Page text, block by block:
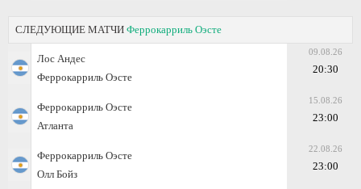
СЛЕДУЮЩИЕ МАТЧИ Феррокарриль Оэсте
Лос Андес
Феррокарриль Оэсте
09.08.26
20:30
Феррокарриль Оэсте
Атланта
15.08.26
23:00
Феррокарриль Оэсте
Олл Бойз
22.08.26
23:00